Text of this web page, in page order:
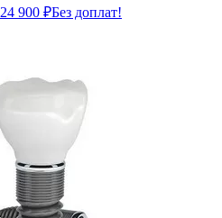
24 900 ₽Без доплат!